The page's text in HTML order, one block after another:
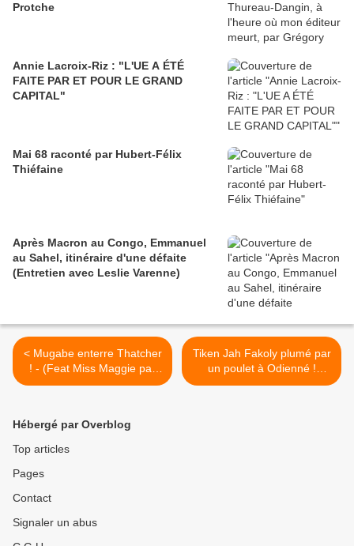
Protche
Annie Lacroix-Riz : "L'UE A ÉTÉ
FAITE PAR ET POUR LE GRAND
CAPITAL"
Mai 68 raconté par Hubert-Félix
Thiéfaine
Après Macron au Congo, Emmanuel
au Sahel, itinéraire d'une défaite
(Entretien avec Leslie Varenne)
< Mugabe enterre Thatcher
! - (Feat Miss Maggie par
Renaud en anglais et par
Tiken Jah Fakoly plumé par
un poulet à Odienné !
(Imaginez ça sous Gbagbo)
Hébergé par Overblog
Top articles
Pages
Contact
Signaler un abus